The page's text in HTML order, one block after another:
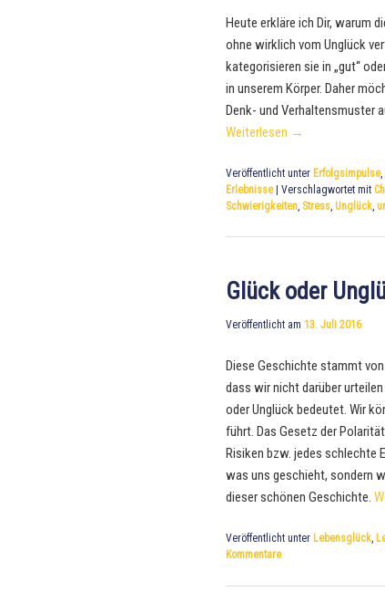
Heute erkläre ich Dir, warum
ohne wirklich vom Unglück
kategorisieren sie in „gut“
in unserem Körper. Daher
Denk- und Verhaltensmuster
Weiterlesen →
Veröffentlicht unter Erfolgsimpulse,
Erlebnisse
Verschlagwortet mit
Schwierigkeiten, Stress, Unglück,
Glück oder
Veröffentlicht am 13. Juli 2016
Diese Geschichte stammt
dass wir nicht darüber
oder Unglück bedeutet. Wir
führt. Das Gesetz der
Risiken bzw. jedes schlechte
was uns geschieht, sondern
dieser schönen Geschichte.
Veröffentlicht unter Lebensglück,
Kommentare